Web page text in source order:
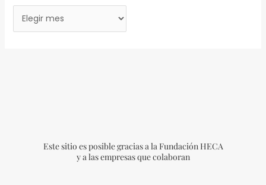
Este sitio es posible gracias a la Fundación HECA
y a las empresas que colaboran